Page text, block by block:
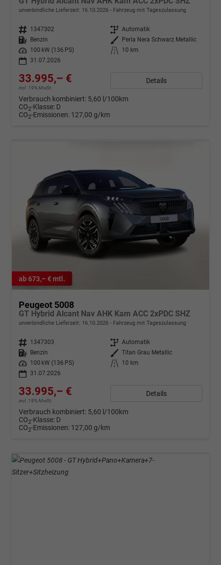
unverbindliche Lieferzeit: 16.10.2026 Fahrzeug mit Tageszulassung
Fahrzeugnr. 1347302 Getriebe Automatik
Kraftstoff
Benzin Außenfarbe
Perla Nera Schwarz Metallic
Leistung
100 kW (136 PS) Kilometerstand
10 km
31.07.2026
33.995,– €
incl. 19% MwSt.
Details
Verbrauch kombiniert: 5,60 l/100km
CO2-Klasse: D
CO2-Emissionen: 127,00 g/km
ab 673,– € mtl.
Peugeot 5008
GT Hybrid Alcant Nav AHK Kam ACC 2xPDC SHZ
unverbindliche Lieferzeit: 16.10.2026 Fahrzeug mit Tageszulassung
Fahrzeugnr. 1347303 Getriebe Automatik
Kraftstoff
Benzin Außenfarbe Titan Grau Metallic
Leistung
100 kW (136 PS) Kilometerstand
10 km
31.07.2026
33.995,– €
incl. 19% MwSt.
Details
Verbrauch kombiniert: 5,60 l/100km
CO2-Klasse: D
CO2-Emissionen: 127,00 g/km